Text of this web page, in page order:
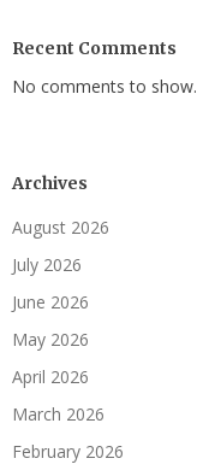
Recent Comments
No comments to show.
Archives
August 2026
July 2026
June 2026
May 2026
April 2026
March 2026
February 2026